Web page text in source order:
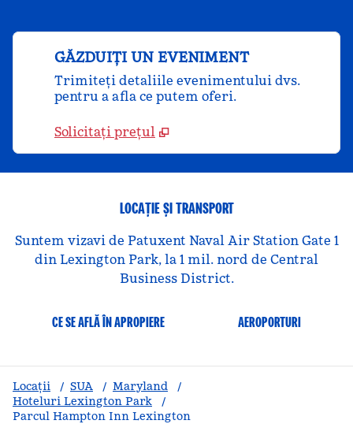
GĂZDUIȚI UN EVENIMENT
Trimiteți detaliile evenimentului dvs.
pentru a afla ce putem oferi.
Solicitați prețul
LOCAȚIE ȘI TRANSPORT
Suntem vizavi de Patuxent Naval Air Station Gate 1
din Lexington Park, la 1 mil. nord de Central
Business District.
CE SE AFLĂ ÎN APROPIERE AEROPORTURI
Locații / SUA / Maryland
/
Hoteluri Lexington Park
/
Parcul Hampton Inn Lexington